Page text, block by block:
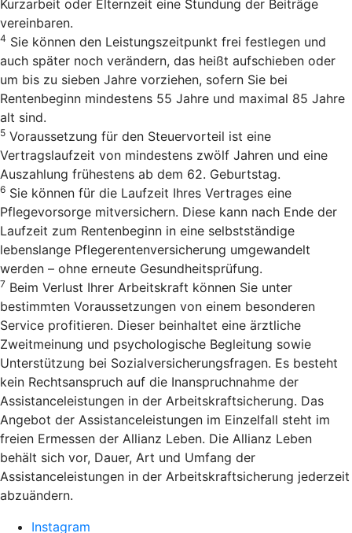
Kurzarbeit oder Elternzeit eine Stundung der Beiträge
vereinbaren.
4 Sie können den Leistungszeitpunkt frei festlegen und
auch später noch verändern, das heißt aufschieben oder
um bis zu sieben Jahre vorziehen, sofern Sie bei
Rentenbeginn mindestens 55 Jahre und maximal 85 Jahre
alt sind.
5 Voraussetzung für den Steuervorteil ist eine
Vertragslaufzeit von mindestens zwölf Jahren und eine
Auszahlung frühestens ab dem 62. Geburtstag.
6 Sie können für die Laufzeit Ihres Vertrages eine
Pflegevorsorge mitversichern. Diese kann nach Ende der
Laufzeit zum Rentenbeginn in eine selbstständige
lebenslange Pflegerentenversicherung umgewandelt
werden – ohne erneute Gesundheitsprüfung.
7 Beim Verlust Ihrer Arbeitskraft können Sie unter
bestimmten Voraussetzungen von einem besonderen
Service profitieren. Dieser beinhaltet eine ärztliche
Zweitmeinung und psychologische Begleitung sowie
Unterstützung bei Sozialversicherungsfragen. Es besteht
kein Rechtsanspruch auf die Inanspruchnahme der
Assistanceleistungen in der Arbeitskraftsicherung. Das
Angebot der Assistanceleistungen im Einzelfall steht im
freien Ermessen der Allianz Leben. Die Allianz Leben
behält sich vor, Dauer, Art und Umfang der
Assistanceleistungen in der Arbeitskraftsicherung jederzeit
abzuändern.
Instagram